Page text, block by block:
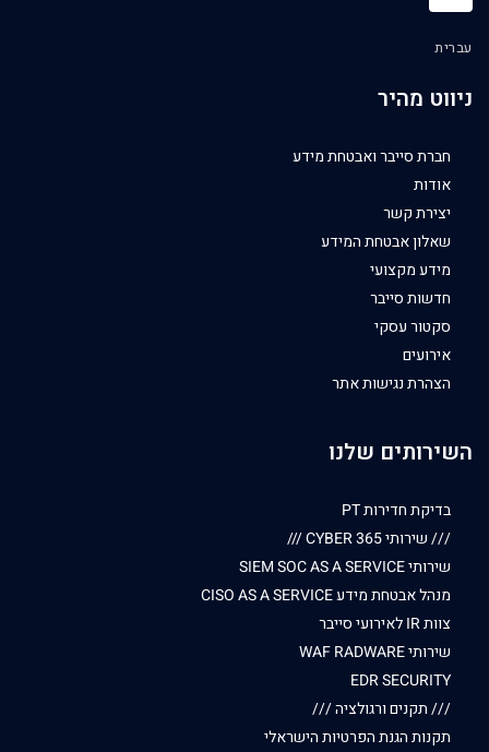
עברית
ניווט מהיר
חברת סייבר ואבטחת מידע
אודות
יצירת קשר
שאלון אבטחת המידע
מידע מקצועי
חדשות סייבר
סקטור עסקי
אירועים
הצהרת נגישות אתר
השירותים שלנו
בדיקת חדירות PT
/// שירותי CYBER 365 ///
שירותי SIEM SOC AS A SERVICE
מנהל אבטחת מידע CISO AS A SERVICE
צוות IR לאירועי סייבר
שירותי WAF RADWARE
EDR SECURITY
/// תקנים ורגולציה ///
תקנות הגנת הפרטיות הישראלי